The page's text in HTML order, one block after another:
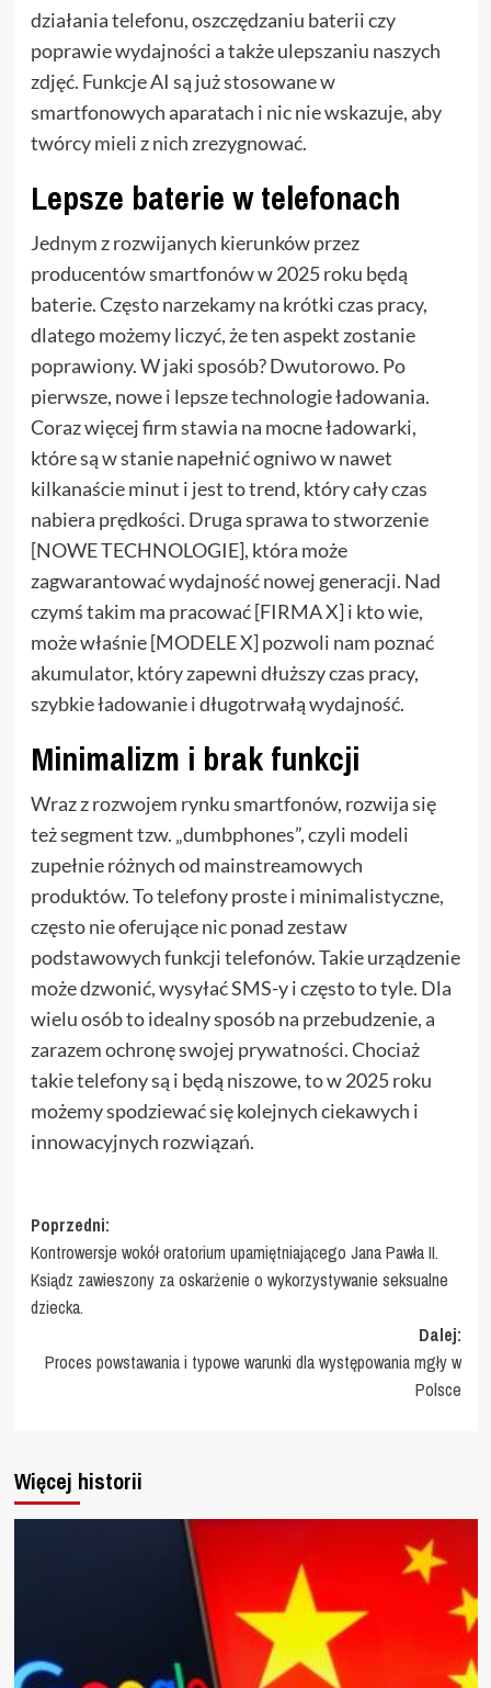
działania telefonu, oszczędzaniu baterii czy
poprawie wydajności a także ulepszaniu naszych
zdjęć. Funkcje AI są już stosowane w
smartfonowych aparatach i nic nie wskazuje, aby
twórcy mieli z nich zrezygnować.
Lepsze baterie w telefonach
Jednym z rozwijanych kierunków przez
producentów smartfonów w 2025 roku będą
baterie. Często narzekamy na krótki czas pracy,
dlatego możemy liczyć, że ten aspekt zostanie
poprawiony. W jaki sposób? Dwutorowo. Po
pierwsze, nowe i lepsze technologie ładowania.
Coraz więcej firm stawia na mocne ładowarki,
które są w stanie napełnić ogniwo w nawet
kilkanaście minut i jest to trend, który cały czas
nabiera prędkości. Druga sprawa to stworzenie
[NOWE TECHNOLOGIE], która może
zagwarantować wydajność nowej generacji. Nad
czymś takim ma pracować [FIRMA X] i kto wie,
może właśnie [MODELE X] pozwoli nam poznać
akumulator, który zapewni dłuższy czas pracy,
szybkie ładowanie i długotrwałą wydajność.
Minimalizm i brak funkcji
Wraz z rozwojem rynku smartfonów, rozwija się
też segment tzw. „dumbphones”, czyli modeli
zupełnie różnych od mainstreamowych
produktów. To telefony proste i minimalistyczne,
często nie oferujące nic ponad zestaw
podstawowych funkcji telefonów. Takie urządzenie
może dzwonić, wysyłać SMS-y i często to tyle. Dla
wielu osób to idealny sposób na przebudzenie, a
zarazem ochronę swojej prywatności. Chociaż
takie telefony są i będą niszowe, to w 2025 roku
możemy spodziewać się kolejnych ciekawych i
innowacyjnych rozwiązań.
Zobacz
wpisy
Poprzedni:
Kontrowersje wokół oratorium upamiętniającego Jana Pawła II.
Ksiądz zawieszony za oskarżenie o wykorzystywanie seksualne
dziecka.
Dalej:
Proces powstawania i typowe warunki dla występowania mgły w
Polsce
Więcej historii